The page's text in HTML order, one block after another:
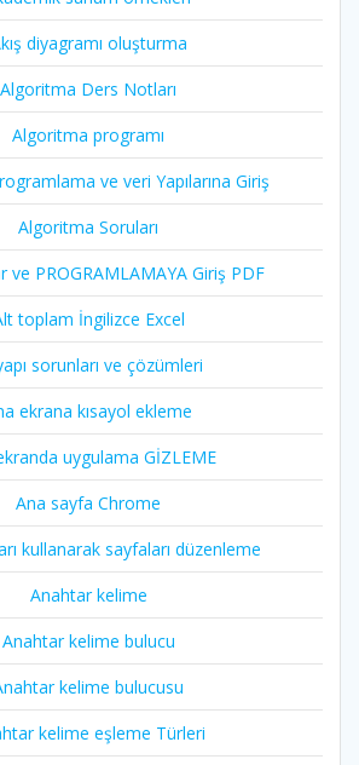
diyagramı oluşturma
Algoritma Ders Notları
Algoritma programı
ve veri Yapılarına Giriş
Algoritma Soruları
ve PROGRAMLAMAYA Giriş PDF
toplam İngilizce Excel
sorunları ve çözümleri
ekrana kısayol ekleme
uygulama GİZLEME
Ana sayfa Chrome
kullanarak sayfaları düzenleme
Anahtar kelime
Anahtar kelime bulucu
kelime bulucusu
kelime eşleme Türleri